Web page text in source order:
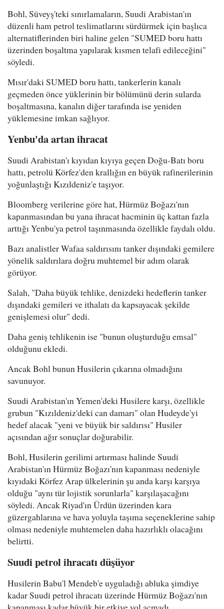
Bohl, Süveyş'teki sınırlamaların, Suudi Arabistan'ın
düzenli ham petrol teslimatlarını sürdürmek için başlıca
alternatiflerinden biri haline gelen "SUMED boru hattı
üzerinden boşaltma yapılarak kısmen telafi edileceğini"
söyledi.
Mısır'daki SUMED boru hattı, tankerlerin kanalı
geçmeden önce yüklerinin bir bölümünü derin sularda
boşaltmasına, kanalın diğer tarafında ise yeniden
yüklemesine imkan sağlıyor.
Yenbu'da artan ihracat
Suudi Arabistan'ı kıyıdan kıyıya geçen Doğu-Batı boru
hattı, petrolü Körfez'den krallığın en büyük rafinerilerinin
yoğunlaştığı Kızıldeniz'e taşıyor.
Bloomberg verilerine göre hat, Hürmüz Boğazı'nın
kapanmasından bu yana ihracat hacminin üç kattan fazla
arttığı Yenbu'ya petrol taşınmasında özellikle faydalı oldu.
Bazı analistler Wafaa saldırısını tanker dışındaki gemilere
yönelik saldırılara doğru muhtemel bir adım olarak
görüyor.
Salah, "Daha büyük tehlike, denizdeki hedeflerin tanker
dışındaki gemileri ve ithalatı da kapsayacak şekilde
genişlemesi olur" dedi.
Daha geniş tehlikenin ise "bunun oluşturduğu emsal"
olduğunu ekledi.
Ancak Bohl bunun Husilerin çıkarına olmadığını
savunuyor.
Suudi Arabistan'ın Yemen'deki Husilere karşı, özellikle
grubun "Kızıldeniz'deki can damarı" olan Hudeyde'yi
hedef alacak "yeni ve büyük bir saldırısı" Husiler
açısından ağır sonuçlar doğurabilir.
Bohl, Husilerin gerilimi artırması halinde Suudi
Arabistan'ın Hürmüz Boğazı'nın kapanması nedeniyle
kıyıdaki Körfez Arap ülkelerinin şu anda karşı karşıya
olduğu "aynı tür lojistik sorunlarla" karşılaşacağını
söyledi. Ancak Riyad'ın Ürdün üzerinden kara
güzergahlarına ve hava yoluyla taşıma seçeneklerine sahip
olması nedeniyle muhtemelen daha hazırlıklı olacağını
belirtti.
Suudi petrol ihracatı düşüyor
Husilerin Babu'l Mendeb'e uyguladığı abluka şimdiye
kadar Suudi petrol ihracatı üzerinde Hürmüz Boğazı'nın